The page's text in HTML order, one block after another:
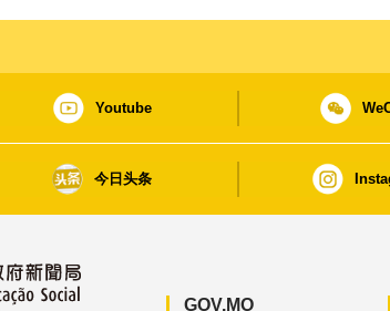
Youtube
今日头条
GOV.MO